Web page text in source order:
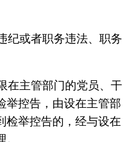
纪或者职务违法、职务
在主管部门的党员、干
举控告，由设在主管部
检举控告的，经与设在